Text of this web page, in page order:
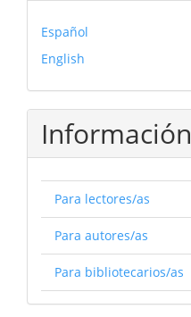
Español
English
Información
Para lectores/as
Para autores/as
Para bibliotecarios/as